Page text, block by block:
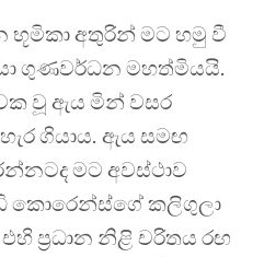
භූමිකා අතුරින් මට හමු වී
ගුණවර්ධන මහත්මියයි.
වූ ඇය මින් වසර
ගියාය. ඇය සමඟ
මට අවස්ථාව
කොරෙන්ස්ගේ කලිගුලා
ප්‍රධාන නිළි චරිතය රඟ